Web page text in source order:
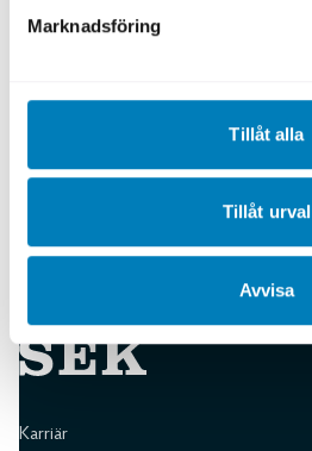
Marknadsföring
Tillåt alla
Tillåt urval
Avvisa
Green Bond Framework 2015
Karriär